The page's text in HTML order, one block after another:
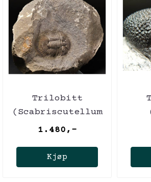
Trilobitt
(Scabriscutellum
furciferum)
1.480,-
Kjøp